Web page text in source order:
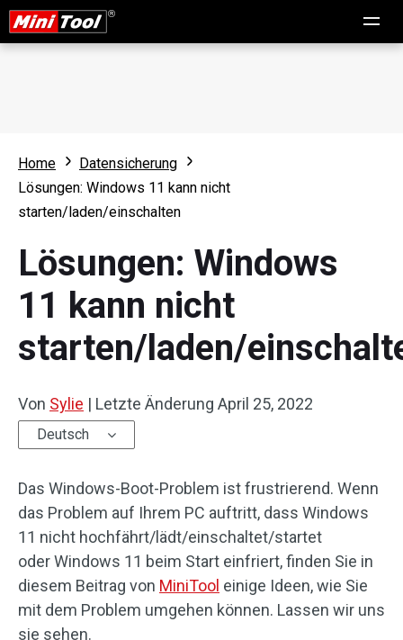
Home
Datensicherung
Lösungen: Windows 11 kann nicht
starten/laden/einschalten
Lösungen: Windows
11 kann nicht
starten/laden/
Von Sylie | Letzte Änderung April 25, 2022
Deutsch
Das Windows-Boot-Problem ist frustrierend. Wenn
das Problem auf Ihrem PC auftritt, dass Windows
11 nicht hochfährt/lädt/einschaltet/startet
oder Windows 11 beim Start einfriert, finden Sie in
diesem Beitrag von MiniTool einige Ideen, wie Sie
mit dem Problem umgehen können. Lassen wir uns
sie sehen.